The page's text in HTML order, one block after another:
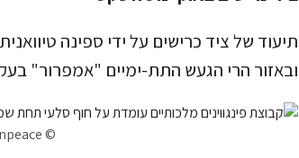
תיעוד של ציד כרישים על ידי ספינה
ובאזור הרי הגעש התת-ימיים "אמפרור"
© ulet ifansasti / greenpeace